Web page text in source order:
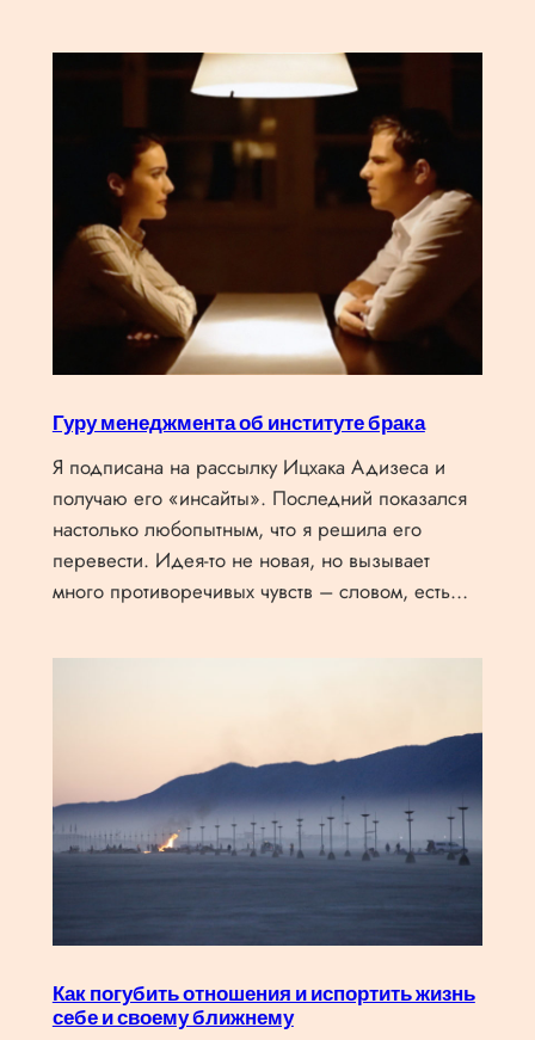
Гуру менеджмента об институте брака
Я подписана на рассылку Ицхака Адизеса и
получаю его «инсайты». Последний показался
настолько любопытным, что я решила его
перевести. Идея-то не новая, но вызывает
много противоречивых чувств – словом, есть…
Как погубить отношения и испортить жизнь
себе и своему ближнему